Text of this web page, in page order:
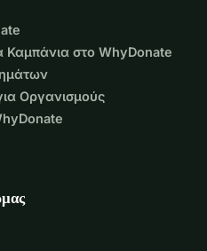
Καμπάνια στο WhyDonate
Οργανισμούς